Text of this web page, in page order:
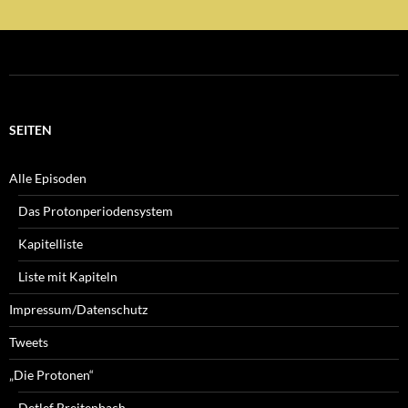
SEITEN
Alle Episoden
Das Protonperiodensystem
Kapitelliste
Liste mit Kapiteln
Impressum/Datenschutz
Tweets
„Die Protonen“